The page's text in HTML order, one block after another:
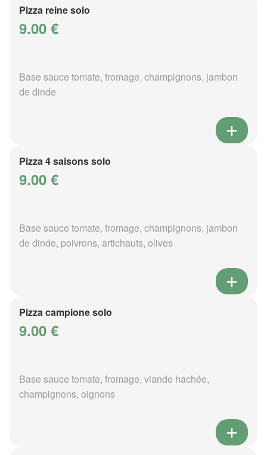
Pizza reine solo
9.00 €
Base sauce tomate, fromage, champignons, jambon
de dinde
Pizza 4 saisons solo
9.00 €
Base sauce tomate, fromage, champignons, jambon
de dinde, poivrons, artichauts, olives
Pizza campione solo
9.00 €
Base sauce tomate, fromage, viande hachée,
champignons, oignons